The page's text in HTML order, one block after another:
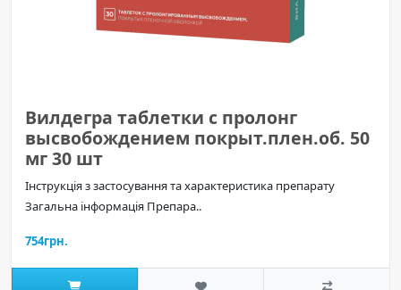
Вилдегра таблетки с пролонг
высвобождением покрыт.плен.об. 50
мг 30 шт
Інструкція з застосування та характеристика препарату
Загальна інформація Препара..
754грн.